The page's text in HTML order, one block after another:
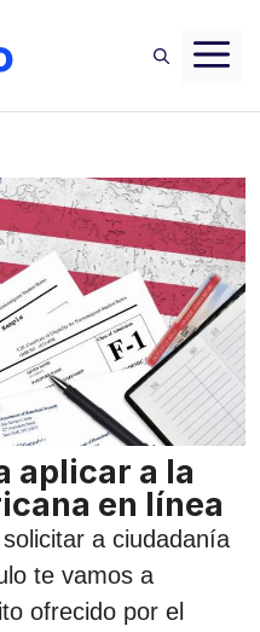
aplicar a la
en línea
a ciudadanía
te vamos a
ofrecido por el